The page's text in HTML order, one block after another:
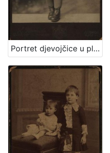
Portret djevojčice u plisiranoj haljinici / S. Weinrich